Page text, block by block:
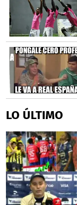
18
seconds
LO ÚLTIMO